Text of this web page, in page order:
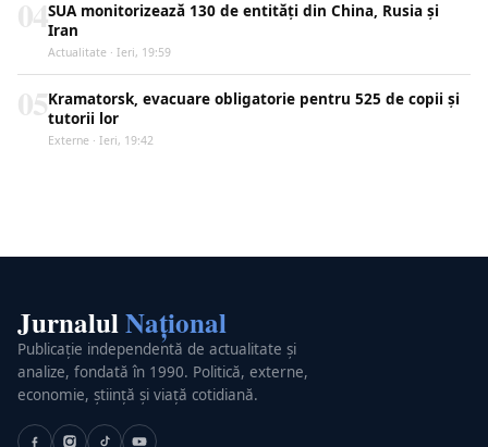
SUA monitorizează 130 de entități din China, Rusia și
Iran
Actualitate · Ieri, 19:59
Kramatorsk, evacuare obligatorie pentru 525 de copii și
tutorii lor
Externe · Ieri, 19:42
JurnalulNațional
Publicație independentă de actualitate și
analize, fondată în 1990. Politică, externe,
economie, știință și viață cotidiană.